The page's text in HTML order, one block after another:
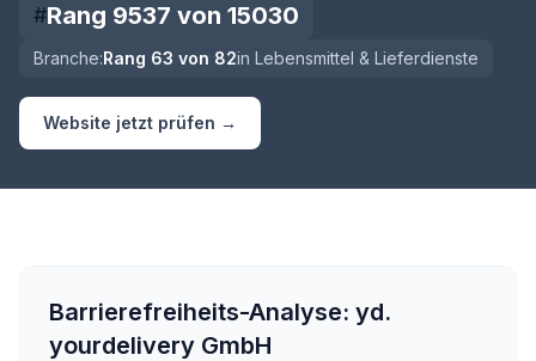
#Rang 9537 von 15030
Branche:Rang 63 von 82in Lebensmittel & Lieferdienste
Website jetzt prüfen →
Barrierefreiheits-Analyse: yd.
yourdelivery GmbH